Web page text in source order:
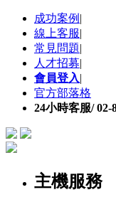
成功案例 |
線上客服|
常見問題|
人才招募|
會員登入|
官方部落格
24小時客服/ 02-
主機服務